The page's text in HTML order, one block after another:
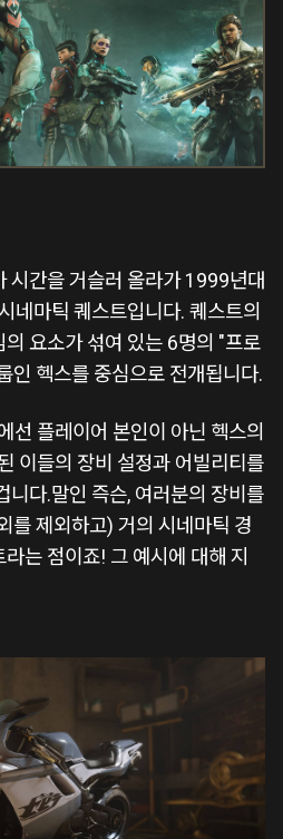
시간을 거슬러 올라가 1999년대
네마틱 퀘스트입니다. 퀘스트의
요소가 섞여 있는 6명의 "프로
인 헥스를 중심으로 전개됩니다.
선 플레이어 본인이 아닌 헥스의
이들의 장비 설정과 어빌리티를
니다.말인 즉슨, 여러분의 장비를
를 제외하고) 거의 시네마틱 경
는 점이죠! 그 예시에 대해 지